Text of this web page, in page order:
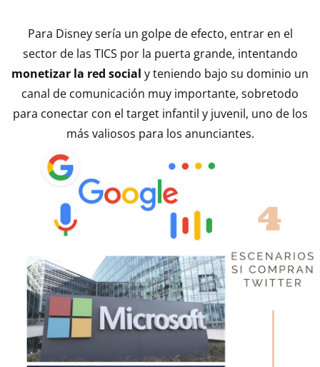
Para Disney sería un golpe de efecto, entrar en el
sector de las TICS por la puerta grande, intentando
monetizar la red social y teniendo bajo su dominio un
canal de comunicación muy importante, sobretodo
para conectar con el target infantil y juvenil, uno de los
más valiosos para los anunciantes.